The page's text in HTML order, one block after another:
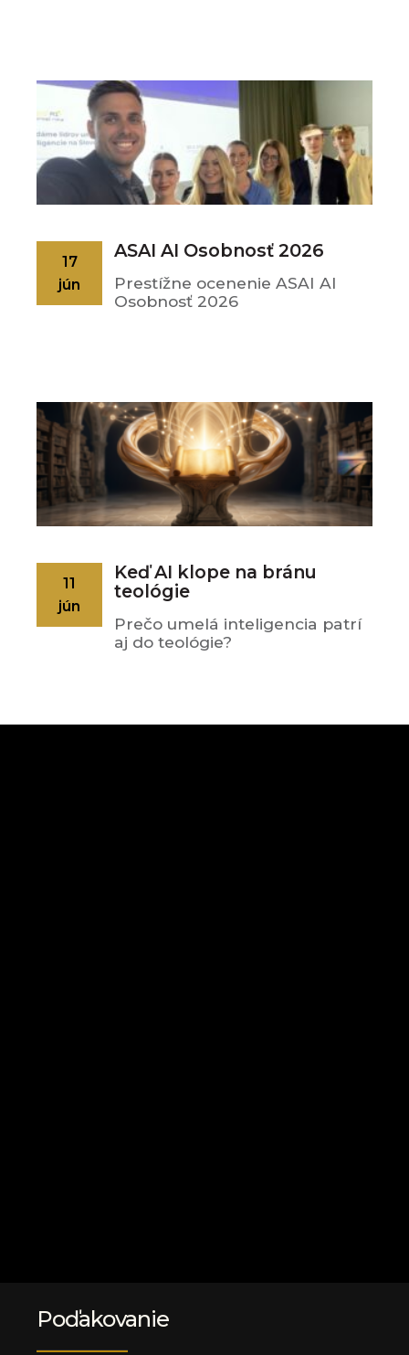
ASAI AI Osobnosť 2026
17
jún
Prestížne ocenenie ASAI AI
Osobnosť 2026
Keď AI klope na bránu
teológie
11
jún
Prečo umelá inteligencia patrí
aj do teológie?
Poďakovanie